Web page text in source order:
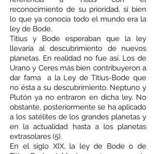
reconocimiento de su prioridad, si bien
lo que ya conocía todo el mundo era la
ley de Bode.
Titius y Bode esperaban que la ley
llevaría al descubrimiento de nuevos
planetas. En realidad no fue así. Los de
Urano y Ceres más bien contribuyeron a
dar fama a la Ley de Titius-Bode que
no ésta a su descubrimiento. Neptuno y
Plutón ya no entraron en dicha ley. No
obstante, posteriormente se ha aplicado
a los satélites de los grandes planetas y
en la actualidad hasta a los planetas
extrasolares (5).
En el siglo XIX, la ley de Bode o de